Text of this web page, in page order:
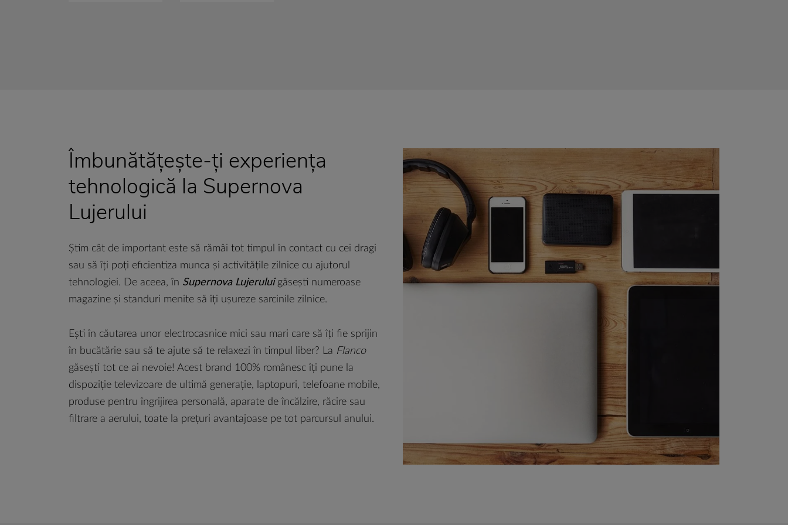
Îmbunătățește-ți experiența
tehnologică la Supernova
Lujerului
Știm cât de important este să rămâi tot timpul în contact cu cei dragi
sau să îți poți eficientiza munca și activitățile zilnice cu ajutorul
tehnologiei. De aceea, în Supernova Lujerului găsești numeroase
magazine și standuri menite să îți ușureze sarcinile zilnice.
Ești în căutarea unor electrocasnice mici sau mari care să îți fie sprijin
în bucătărie sau să te ajute să te relaxezi în timpul liber? La Flanco
găsești tot ce ai nevoie! Acest brand 100% românesc îți pune la
dispoziție televizoare de ultimă generație, laptopuri, telefoane mobile,
produse pentru îngrijirea personală, aparate de încălzire, răcire sau
filtrare a aerului, toate la prețuri avantajoase pe tot parcursul anului.